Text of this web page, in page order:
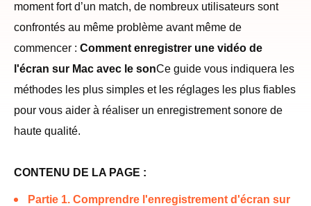
moment fort d’un match, de nombreux utilisateurs sont
confrontés au même problème avant même de
commencer : Comment enregistrer une vidéo de
l'écran sur Mac avec le sonCe guide vous indiquera les
méthodes les plus simples et les réglages les plus fiables
pour vous aider à réaliser un enregistrement sonore de
haute qualité.
CONTENU DE LA PAGE :
Partie 1. Comprendre l'enregistrement d'écran sur